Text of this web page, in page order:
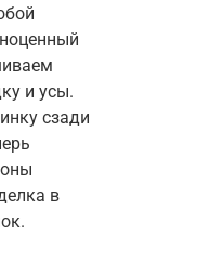
и усы.
сзади
в